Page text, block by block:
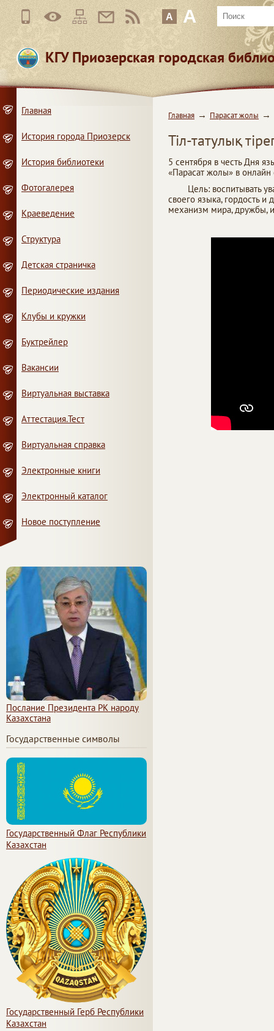
A A
КГУ Приозерская городская
Главная Парасат жолы
Тіл-татулық
5 сентября в честь Дня
«Парасат жолы» в
Цель: воспитывать
своего языка, гордость и
механизм мира, дружбы,
Главная
История города Приозерск
История библиотеки
Фотогалерея
Краеведение
Структура
Детская страничка
Периодические издания
Клубы и кружки
Буктрейлер
Вакансии
Виртуальная выставка
Аттестация.Тест
Виртуальная справка
Электронные книги
Электронный каталог
Новое поступление
Послание Президента РК народу
Казахстана
Государственные символы
Государственный Флаг Республики
Казахстан
Государственный Герб Республики
Казахстан